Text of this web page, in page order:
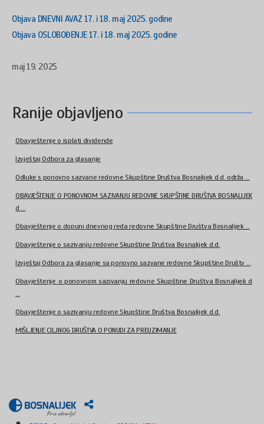
Objava DNEVNI AVAZ 17. i 18. maj 2025. godine
Objava OSLOBOĐENJE 17. i 18. maj 2025. godine
maj 19. 2025
Ranije objavljeno
Obavještenje o isplati dividende
Izvještaj Odbora za glasanje
Odluke s ponovno sazvane redovne Skupštine Društva Bosnalijek d.d. održa ...
OBAVJEŠTENJE O PONOVNOM SAZIVANJU REDOVNE SKUPŠTINE DRUŠTVA BOSNALIJEK
d ...
Obavještenje o dopuni dnevnog reda redovne Skupštine Društva Bosnalijek ...
Obavještenje o sazivanju redovne Skupštine Društva Bosnalijek d.d.
Izvještaj Odbora za glasanje sa ponovno sazvane redovne Skupštine Društv ...
Obavještenje o ponovnom sazivanju redovne Skupštine Društva Bosnalijek d
...
Obavještenje o sazivanju redovne Skupštine Društva Bosnalijek d.d.
MIŠLJENJE CILJNOG DRUŠTVA O PONUDI ZA PREUZIMANJE